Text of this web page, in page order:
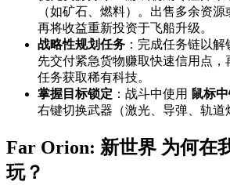
（如矿石、燃料）。出售多余资源
再将收益重新投资于飞船升级。
战略性规划任务 ：完成任务链以解
先交付紧急货物赚取快速信用点，
任务获取稀有科技。
掌握目标锁定 ：战斗中使用 鼠标中
右键切换武器（激光、导弹、轨道
Far Orion: 新世界 为何在
玩？